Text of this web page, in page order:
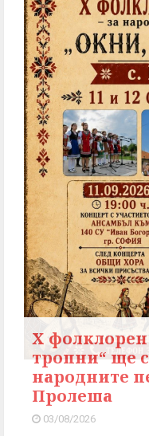
X
тропни“ ще
народните
Пролеша
03/08/2026